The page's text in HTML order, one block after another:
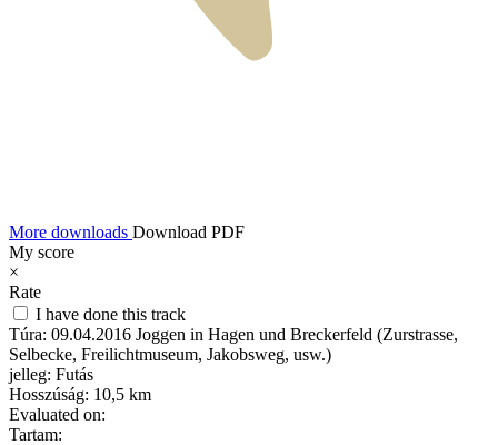
More downloads Download PDF
My score
×
Rate
I have done this track
Túra: 09.04.2016 Joggen in Hagen und Breckerfeld (Zurstrasse,
Selbecke, Freilichtmuseum, Jakobsweg, usw.)
jelleg: Futás
Hosszúság: 10,5 km
Evaluated on:
Tartam: